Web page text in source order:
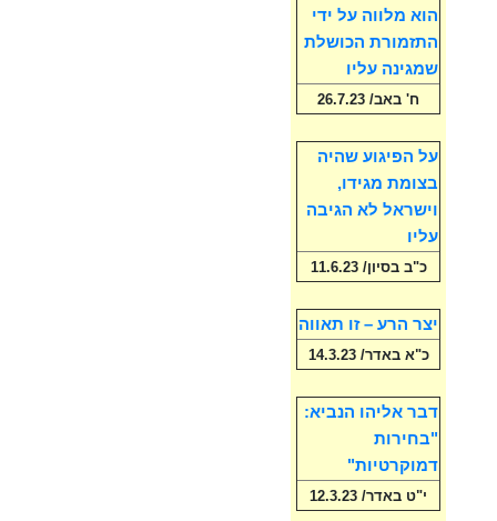
הוא מלווה על ידי
התזמורת הכושלת
שמגינה עליו
ח' באב/ 26.7.23
על הפיגוע שהיה
בצומת מגידו,
וישראל לא הגיבה
עליו
כ"ב בסיון/ 11.6.23
יצר הרע – זו תאווה
כ"א באדר/ 14.3.23
דבר אליהו הנביא:
"בחירות
דמוקרטיות"
י"ט באדר/ 12.3.23